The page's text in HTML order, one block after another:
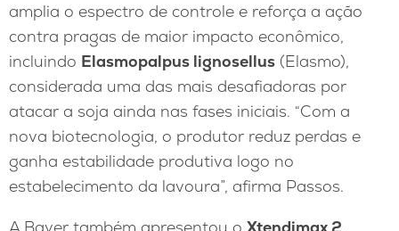
amplia o espectro de controle e reforça a ação
contra pragas de maior impacto econômico,
incluindo Elasmopalpus lignosellus (Elasmo),
considerada uma das mais desafiadoras por
atacar a soja ainda nas fases iniciais. “Com a
nova biotecnologia, o produtor reduz perdas e
ganha estabilidade produtiva logo no
estabelecimento da lavoura”, afirma Passos.